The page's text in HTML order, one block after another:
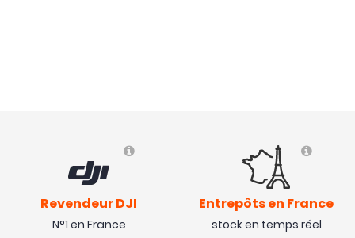
Revendeur DJI
N°1 en France
Entrepôts en France
stock en temps réel